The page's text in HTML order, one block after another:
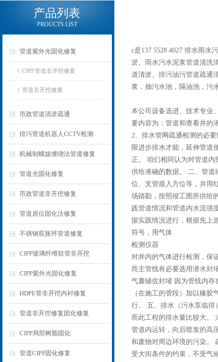
产品列表
PROUCTS LIST
管道紫外光固化修复
CIPP管道非开挖修复
管道非开挖修复
市政管道清淤疏通
排污管道机器人CCTV检测
机械制螺旋缠绕法管道修复
管道光固化修复
市政管道非开挖修复
管道原位固化法修复
不锈钢双胀环管道修复
CIPP玻璃纤维软管非开挖
CIPP紫外光固化修复
HDPE管非开挖内衬修复
管道非开挖修复固化修复
CIPP局部树脂固化
管道CIPP固化修复
c是137 5528 4027 排水雨
淤、雨水污水泥浆管道清洗
道清淤、排污油污管道疏通
浆，抽污水池，隔油池，污
本公司设备选进、技术专业
要内容为：管道和查看井的
2、排水管网疏通检测的必
限进步排水才能，延伸管道
正。 咱们相同认为对管道
供给准确的数据。 二、管
位、支管接入方位等，并用
场踏勘，按照竣工图所供给
践管道情况和管道内水流强
据实践情况进行，根据先上
符号，用气体
检测仪器
对井内的气体进行检测，保
而主管线有必要选用潜水封
气囊辅佐封堵 因为管线内
（在施工的管段）加以橡
行。 五、排水（污水泵临
而此工程的排水量比较大。
管道内运转，向后喷发的高
和废物对周边环境的污染。
受大街条件的约束，不受气